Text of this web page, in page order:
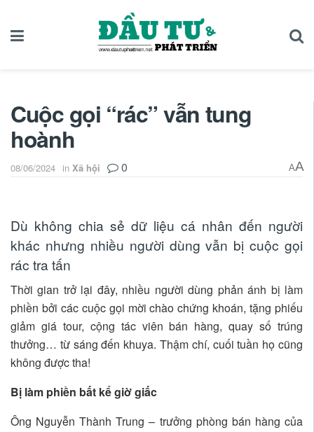
Cuộc gọi “rác” vẫn tung
hoành
08/06/2024 in Xã hội 0 AA
Dù không chia sẻ dữ liệu cá nhân đến người
khác nhưng nhiều người dùng vẫn bị cuộc gọi
rác tra tấn
Thời gian trở lại đây, nhiều người dùng phản ánh bị làm
phiền bởi các cuộc gọi mời chào chứng khoán, tặng phiếu
giảm giá tour, cộng tác viên bán hàng, quay số trúng
thưởng… từ sáng đến khuya. Thậm chí, cuối tuần họ cũng
không được tha!
Bị làm phiền bất kể giờ giấc
Ông Nguyễn Thành Trung – trưởng phòng bán hàng của